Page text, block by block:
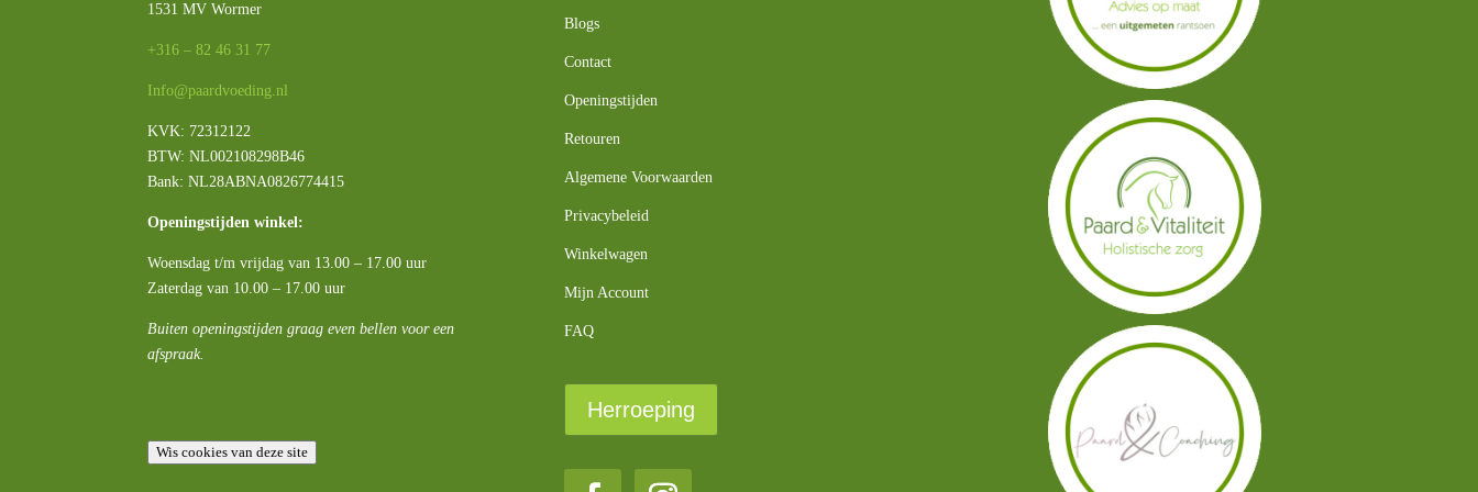
1531 MV Wormer
+316 – 82 46 31 77
Info@paardvoeding.nl
KVK: 72312122
BTW:NL002108298B46
Bank: NL28ABNA0826774415
Openingstijden winkel:
Woensdag t/m vrijdag van 13.00 – 17.00 uur
Zaterdag van 10.00 – 17.00 uur
Buiten openingstijden graag even bellen voor een
afspraak.
Wis cookies van deze site
Blogs
Contact
Openingstijden
Retouren
Algemene Voorwaarden
Privacybeleid
Winkelwagen
Mijn Account
FAQ
Herroeping